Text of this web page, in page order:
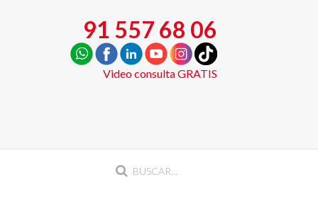
91 557 68 06
Video consulta GRATIS